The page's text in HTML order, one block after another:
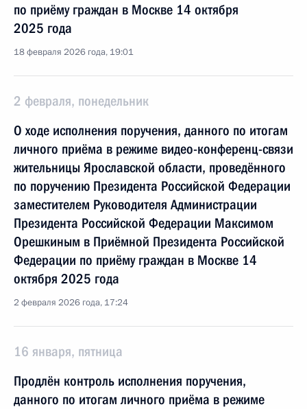
по приёму граждан в Москве 14 октября
2025 года
18 февраля 2026 года, 19:01
2 февраля, понедельник
О ходе исполнения поручения, данного по итогам
личного приёма в режиме видео-конференц-связи
жительницы Ярославской области, проведённого
по поручению Президента Российской Федерации
заместителем Руководителя Администрации
Президента Российской Федерации Максимом
Орешкиным в Приёмной Президента Российской
Федерации по приёму граждан в Москве 14
октября 2025 года
2 февраля 2026 года, 17:24
16 января, пятница
Продлён контроль исполнения поручения,
данного по итогам личного приёма в режиме